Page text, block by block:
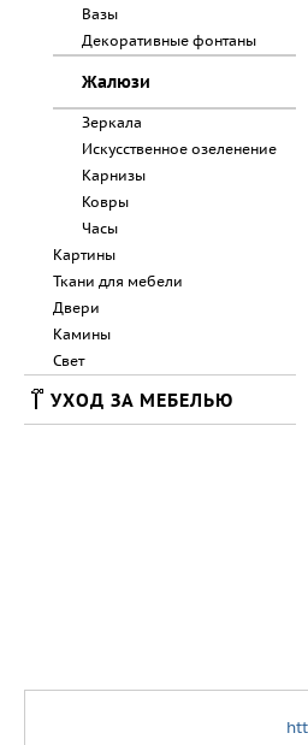
Конторка ученическая
регулируемая на прямоугольной
трубе
2738.00 ⃏
Вазы
Декоративные фонтаны
Жалюзи
Зеркала
Искусственное озеленение
Карнизы
Ковры
Часы
Картины
Ткани для мебели
Двери
Камины
Свет
УХОД ЗА МЕБЕЛЬЮ